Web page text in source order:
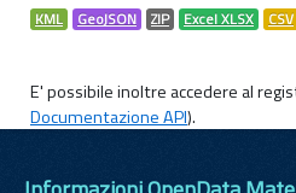
KML GeoJSON ZIP Excel XLSX CSV
E' possibile inoltre accedere al
Documentazione API).